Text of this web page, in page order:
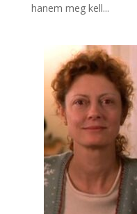
hanem meg kell...